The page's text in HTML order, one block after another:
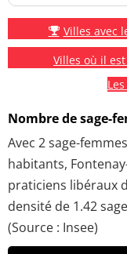
Villes avec
Villes où il
Nombre de sage-
Avec 2 sage-
habitants,
praticiens libéraux
densité de 1.42
(Source : Insee)